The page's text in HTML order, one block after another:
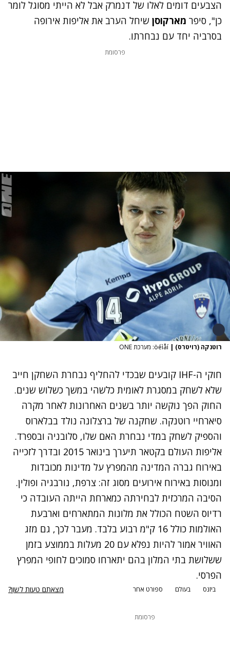
הצבעים דומים לאלו של דנמרק אבל לא הייתי מסוגל לומר
כן", סיפר מארקוסן שיחל הערב את אליפות אירופה
בסרביה יחד עם נבחרתו.
פרסומת
רוטנקה (רויטרס) | öéìåí: מערכת ONE
חוקי ה-IHF קובעים שבכדי להחליף נבחרת השחקן חייב
שלא לשחק במסגרת לאומית כלשהי במשך כשלוש שנים.
החוק הפך נוקשה יותר בשנים האחרונות לאחר מקרה
סיארחיי רוטנקה. שחקנה של ברצלונה נולד בבלארוס
והספיק לשחק במדי נבחרת האם שלו, סלובניה ובספרד.
אליפות העולם בקטאר תיערך בינואר 2015 ובדרך לזכייה
באירוח גברה המדינה מהמפרץ על מדינות מכובדות
ומנוסות באירוח אירועים מסוג זה: צרפת, נורבגיה ופולין.
הסיבה המרכזית לבחירתה כמארחת הייתה העובדה כי
רדיוס השטח הכולל את מלונות המתארחים וארבעת
האולמות כולל 16 ק"מ רבוע בלבד. מעבר לכך, גם מזג
האוויר אמור להיות נפלא עם 20 מעלות בממוצע בזמן
ששלושת בתי המלון בהם יתארחו סמוכים לחופי המפרץ
הפרסי.
ביזנס בעולם ספורט אחר מצאתם טעות לשון?
פרסומת